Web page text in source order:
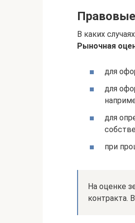
В каких
Рыночная
для
для
для
при
На оценке
контракта.